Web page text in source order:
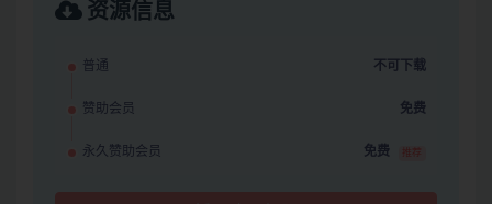
资源信息
普通 不可下载
赞助会员 免费
永久赞助会员 免费 推荐